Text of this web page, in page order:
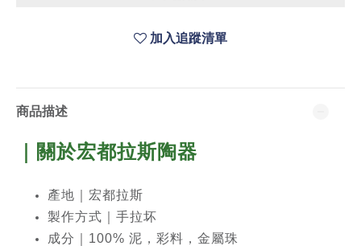
加入追蹤清單
商品描述
｜關於宏都拉斯陶器
產地｜宏都拉斯
製作方式｜手拉坏
成分｜100% 泥，彩料，金屬珠